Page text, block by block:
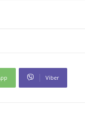
Viber